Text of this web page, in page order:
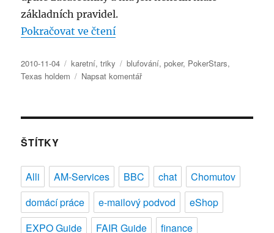
základních pravidel.
Pokračovat ve čtení„Poker – hra pro všechny“
Publikováno:
2010-11-04 Rubriky:
karetní,triky Štítky:
blufování,poker, PokerStars,
Texas holdem
Napsat komentářpro
názvem
pro
všechny
ŠTÍTKY
Alli AM-Services BBC chat
Chomutov
domácí práce
e-mailový podvod
eShop
EXPO Guide
FAIR Guide
finance